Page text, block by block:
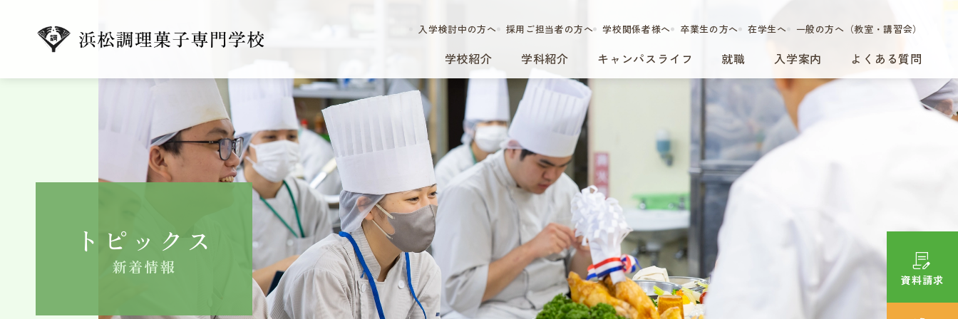
学校紹介 学科紹介 キャンパスライフ 就職 入学案内 よくある質問
入学検討中の方へ 採用ご担当者の方へ 学校関係者様へ 卒業生の方へ 在学生へ 一般の方へ（教室・講習会）
トピックス
新着情報
資料請求